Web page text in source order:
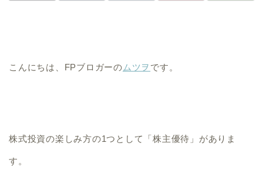
こんにちは、FPブロガーの ムツヲ です。
株式投資の楽しみ方の1つとして 「株主優待」 がありま
す。